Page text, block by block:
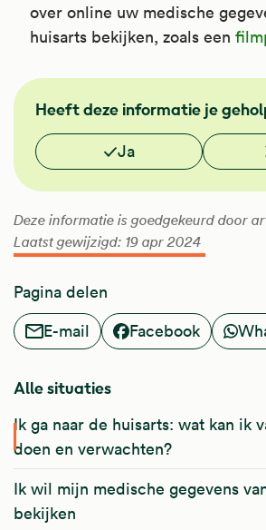
over online uw medische
huisarts bekijken, zoals een
NHG
Heeft deze informatie je
Vond je deze informatie nuttig?
Ja
Deze informatie is goedgekeurd door
Laatst gewijzigd: 19 apr 2024
Pagina delen
E-mail
Facebook
Alle situaties
Ik ga naar de huisarts: wat kan ik
doen en verwachten?
Ik wil mijn medische gegevens
bekijken